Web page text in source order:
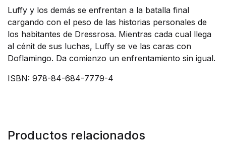
Luffy y los demás se enfrentan a la batalla final
cargando con el peso de las historias personales de
los habitantes de Dressrosa. Mientras cada cual llega
al cénit de sus luchas, Luffy se ve las caras con
Doflamingo. Da comienzo un enfrentamiento sin igual.
ISBN: 978-84-684-7779-4
Productos relacionados